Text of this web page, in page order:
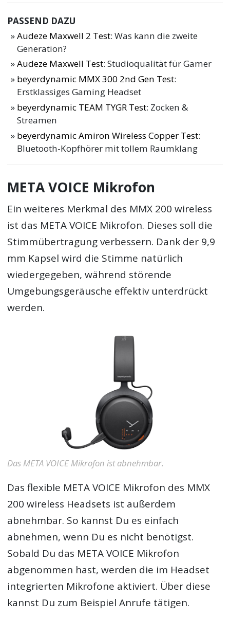
PASSEND DAZU
Audeze Maxwell 2 Test: Was kann die zweite
Generation?
Audeze Maxwell Test: Studioqualität für Gamer
beyerdynamic MMX 300 2nd Gen Test:
Erstklassiges Gaming Headset
beyerdynamic TEAM TYGR Test: Zocken &
Streamen
beyerdynamic Amiron Wireless Copper Test:
Bluetooth-Kopfhörer mit tollem Raumklang
META VOICE Mikrofon
Ein weiteres Merkmal des MMX 200 wireless
ist das META VOICE Mikrofon. Dieses soll die
Stimmübertragung verbessern. Dank der 9,9
mm Kapsel wird die Stimme natürlich
wiedergegeben, während störende
Umgebungsgeräusche effektiv unterdrückt
werden.
Das META VOICE Mikrofon ist abnehmbar.
Das flexible META VOICE Mikrofon des MMX
200 wireless Headsets ist außerdem
abnehmbar. So kannst Du es einfach
abnehmen, wenn Du es nicht benötigst.
Sobald Du das META VOICE Mikrofon
abgenommen hast, werden die im Headset
integrierten Mikrofone aktiviert. Über diese
kannst Du zum Beispiel Anrufe tätigen.